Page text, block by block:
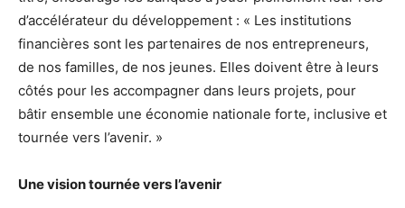
d’accélérateur du développement : « Les institutions
financières sont les partenaires de nos entrepreneurs,
de nos familles, de nos jeunes. Elles doivent être à leurs
côtés pour les accompagner dans leurs projets, pour
bâtir ensemble une économie nationale forte, inclusive et
tournée vers l’avenir. »
Une vision tournée vers l’avenir